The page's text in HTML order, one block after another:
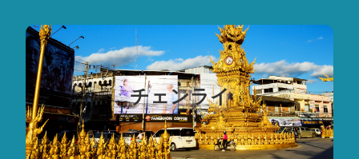
チェンライ